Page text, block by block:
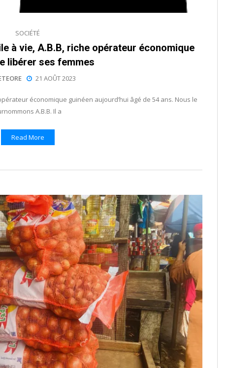
SOCIÉTÉ
à vie, A.B.B, riche opérateur économique
libérer ses femmes
21 AOÛT 2023
économique guinéen aujourd’hui âgé de 54 ans. Nous le
A.B.B. Il a
Read More